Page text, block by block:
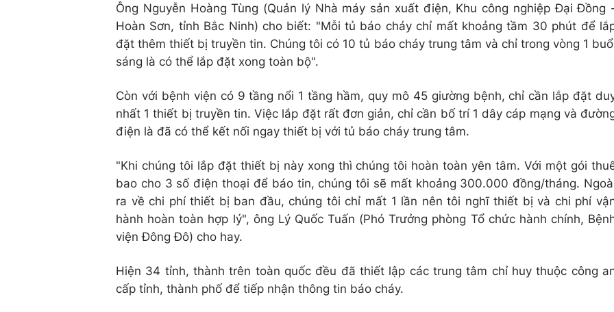
Ông Nguyễn Hoàng Tùng (Quản lý Nhà máy sản xuất điện, Khu công nghiệp Đại Đồng
Hoàn Sơn, tỉnh Bắc Ninh) cho biết: "Mỗi tủ báo cháy chỉ mất khoảng tầm 30 phút để
đặt thêm thiết bị truyền tin. Chúng tôi có 10 tủ báo cháy trung tâm và chỉ trong vòng 1
sáng là có thể lắp đặt xong toàn bộ".
Còn với bệnh viện có 9 tầng nổi 1 tầng hầm, quy mô 45 giường bệnh, chỉ cần lắp đặt
nhất 1 thiết bị truyền tin. Việc lắp đặt rất đơn giản, chỉ cần bố trí 1 dây cáp mạng và
điện là đã có thể kết nối ngay thiết bị với tủ báo cháy trung tâm.
"Khi chúng tôi lắp đặt thiết bị này xong thì chúng tôi hoàn toàn yên tâm. Với một gói
bao cho 3 số điện thoại để báo tin, chúng tôi sẽ mất khoảng 300.000 đồng/tháng.
ra về chi phí thiết bị ban đầu, chúng tôi chỉ mất 1 lần nên tôi nghĩ thiết bị và chi phí
hành hoàn toàn hợp lý", ông Lý Quốc Tuấn (Phó Trưởng phòng Tổ chức hành chính,
viện Đông Đô) cho hay.
Hiện 34 tỉnh, thành trên toàn quốc đều đã thiết lập các trung tâm chỉ huy thuộc công
cấp tỉnh, thành phố để tiếp nhận thông tin báo cháy.